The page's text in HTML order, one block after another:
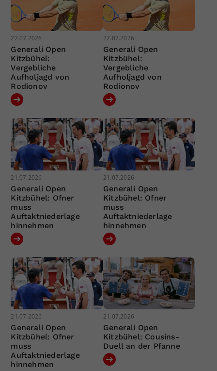
22.07.2026
Generali Open
Kitzbühel:
Vergebliche
Aufholjagd von
Rodionov
22.07.2026
Generali Open
Kitzbühel:
Vergebliche
Aufholjagd von
Rodionov
21.07.2026
Generali Open
Kitzbühel: Ofner
muss
Auftaktniederlage
hinnehmen
21.07.2026
Generali Open
Kitzbühel: Ofner
muss
Auftaktniederlage
hinnehmen
21.07.2026
Generali Open
Kitzbühel: Ofner
muss
Auftaktniederlage
hinnehmen
21.07.2026
Generali Open
Kitzbühel: Cousins-
Duell an der Pfanne